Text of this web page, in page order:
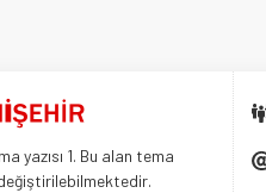
yazısı 1. Bu alan tema